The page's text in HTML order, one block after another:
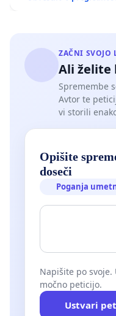
ZAČNI SVOJO
Ali želite
Spremembe
Avtor te
vi storili
Opišite
doseči
Poganja
Napišite po
močno peticijo.
Ustvari